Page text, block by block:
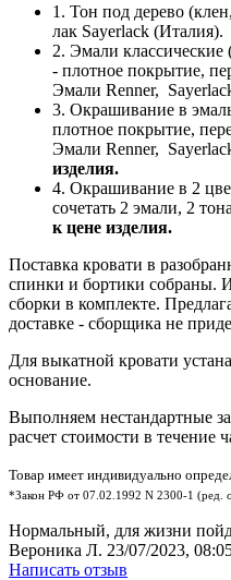
1. Тон под дерево
лак Sayerlack (Италия).
2. Эмали
- плотное покрытие,
Эмали Renner,
3. Окрашивание в
плотное покрытие,
Эмали Renner,
изделия.
4. Окрашивание в 2
сочетать 2 эмали, 2
к цене изделия.
Поставка кровати в
спинки и бортики собраны.
сборки в комплекте.
доставке - сборщика не
Для выкатной кровати
основание.
Выполняем нестандартные
расчет стоимости в течение
Товар имеет индивидуально
*Закон РФ от 07.02.1992 N 2300-1 (ред.
Нормальный, для жизни
Вероника Л. 23/07/2023,
Написать отзыв